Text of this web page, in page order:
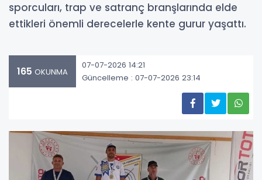
sporcuları, trap ve satranç branşlarında elde
ettikleri önemli derecelerle kente gurur yaşattı.
165 OKUNMA
07-07-2026 14:21
Güncelleme : 07-07-2026 23:14